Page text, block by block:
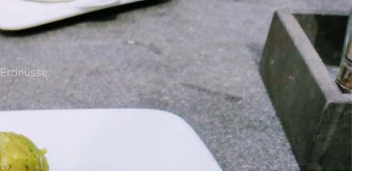
Erdnüsse